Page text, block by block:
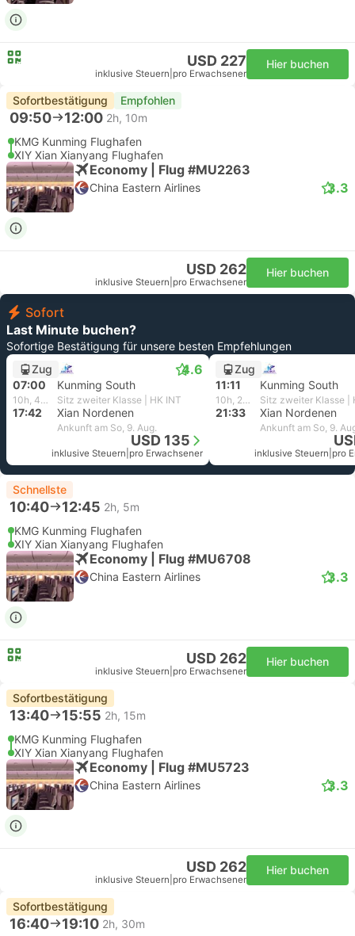
USD 227
inklusive Steuern pro Erwachsener
Hier buchen
Sofortbestätigung Empfohlen
09:50 12:00 2h, 10m
KMG Kunming Flughafen
XIY Xian Xianyang Flughafen
Economy | Flug #MU2263
China Eastern Airlines 3.3
USD 262
inklusive Steuern pro Erwachsener
Hier buchen
Sofort
Last Minute buchen?
Sofortige Bestätigung für unsere besten Empfehlungen
Zug
4.6
07:00 Kunming South
10h, 42m Sitz zweiter Klasse | HK INT
17:42 Xian Nordenen
Ankunft am So, 9. Aug.
USD 135
inklusive Steuern pro Erwachsener
Zug
11:11
Kunming South
10h, 22m Sitz zweiter Klasse |
21:33 Xian Nordenen
Ankunft am So, 9.
inklusive Steuern pro
Schnellste
10:40 12:45 2h, 5m
KMG Kunming Flughafen
XIY Xian Xianyang Flughafen
Economy | Flug #MU6708
China Eastern Airlines 3.3
USD 262
inklusive Steuern pro Erwachsener
Hier buchen
Sofortbestätigung
13:40 15:55 2h, 15m
KMG Kunming Flughafen
XIY Xian Xianyang Flughafen
Economy | Flug #MU5723
China Eastern Airlines 3.3
USD 262
inklusive Steuern pro Erwachsener
Hier buchen
Sofortbestätigung
16:40 19:10 2h, 30m